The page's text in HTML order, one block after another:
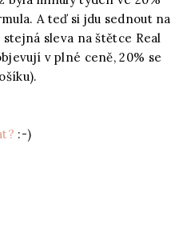
A teď si jdu sednout na
sleva na štětce Real
v plné ceně, 20% se
:-)